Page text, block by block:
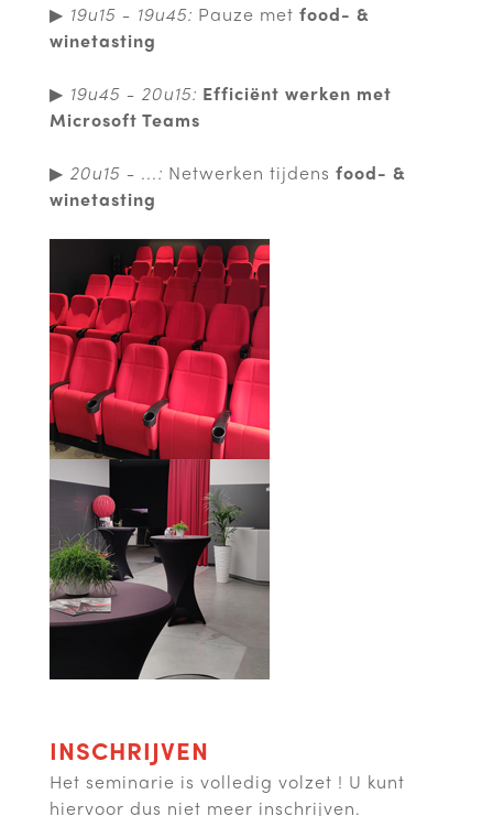
▶ 19u15 - 19u45: Pauze met food- &
winetasting
▶ 19u45 - 20u15: Efficiënt werken met
Microsoft Teams
▶ 20u15 - ...: Netwerken tijdens food- &
winetasting
INSCHRIJVEN
Het seminarie is volledig volzet ! U kunt
hiervoor dus niet meer inschrijven.